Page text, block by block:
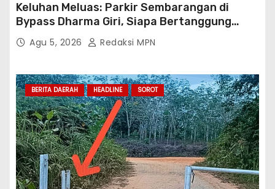
Keluhan Meluas: Parkir Sembarangan di
Bypass Dharma Giri, Siapa Bertanggung
Jawab?
Agu 5, 2026 Redaksi MPN
BERITA DAERAH HEADLINE SOROT